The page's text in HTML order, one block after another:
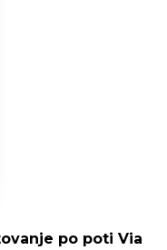
po poti Via